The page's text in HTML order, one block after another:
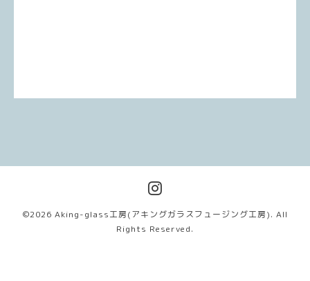
©2026 Aking-glass工房(アキングガラスフュージング工房). All
Rights Reserved.